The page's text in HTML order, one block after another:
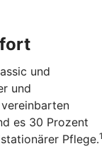
und
und
es 30 Prozent
Pflege.1